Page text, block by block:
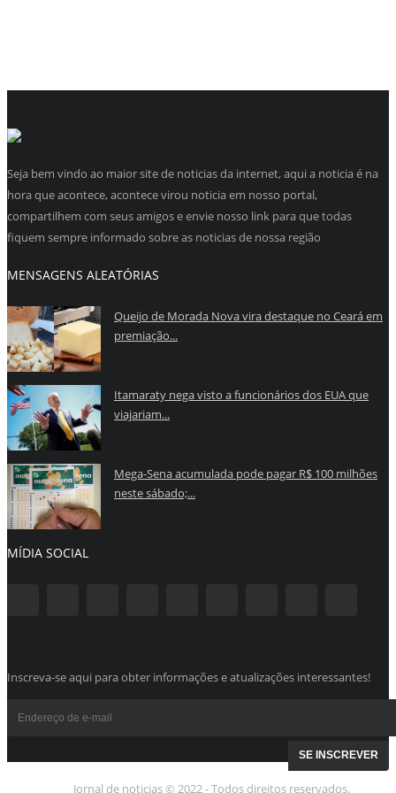
Seja bem vindo ao maior site de noticias da internet, aqui a noticia é na
hora que acontece, acontece virou noticia em nosso portal,
compartilhem com seus amigos e envie nosso link para que todas
fiquem sempre informado sobre as noticias de nossa região
MENSAGENS ALEATÓRIAS
Queijo de Morada Nova vira destaque no Ceará em
premiação...
Itamaraty nega visto a funcionários dos EUA que
viajariam...
Mega-Sena acumulada pode pagar R$ 100 milhões
neste sábado;...
MÍDIA SOCIAL
Inscreva-se aqui para obter informações e atualizações interessantes!
Jornal de noticias © 2022 - Todos direitos reservados.